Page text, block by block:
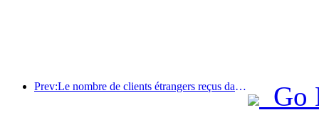
Prev:Le nombre de clients étrangers reçus dans les hôtels du continent de China Travel Service Hotels au premier semestre a augmenté de 67 % sur un an.
Go